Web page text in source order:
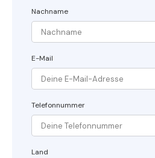
Nachname
E-Mail
Telefonnummer
Land